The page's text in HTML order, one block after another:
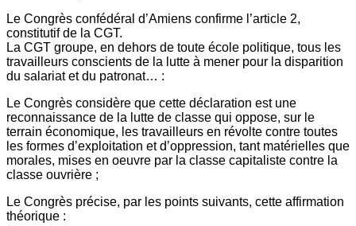
Le Congrès confédéral d’Amiens confirme l’article 2,
constitutif de la CGT.
La CGT groupe, en dehors de toute école politique, tous les
travailleurs conscients de la lutte à mener pour la disparition
du salariat et du patronat… :
Le Congrès considère que cette déclaration est une
reconnaissance de la lutte de classe qui oppose, sur le
terrain économique, les travailleurs en révolte contre toutes
les formes d’exploitation et d’oppression, tant matérielles que
morales, mises en oeuvre par la classe capitaliste contre la
classe ouvrière ;
Le Congrès précise, par les points suivants, cette affirmation
théorique :